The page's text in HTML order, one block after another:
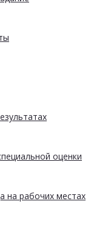
оценки
на рабочих местах